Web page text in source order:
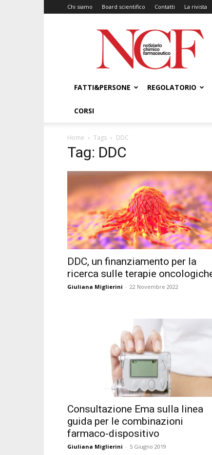
Chi siamo Board scientifico Contatti La rivista
NCF
–
Notiziario
Chimico
FATTI&PERSONE
REGOLATORIO
CORSI
Home Tags DDC
Tag: DDC
DDC, un finanziamento per la
ricerca sulle terapie
Giuliana Miglierini - 22 Novembre 2022
Consultazione Ema sulla linea
guida per le combinazioni
farmaco-dispositivo
Giuliana Miglierini - 5 Giugno 2019